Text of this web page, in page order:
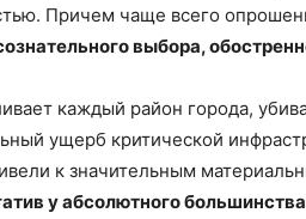
Причем чаще всего
выбора,
каждый район города,
ущерб критической
к значительным
у абсолютного